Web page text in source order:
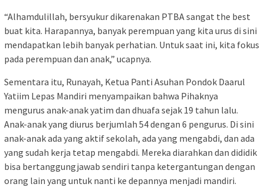
“Alhamdulillah, bersyukur dikarenakan PTBA sangat the best
buat kita. Harapannya, banyak perempuan yang kita urus di sini
mendapatkan lebih banyak perhatian. Untuk saat ini, kita fokus
pada perempuan dan anak,” ucapnya.
Sementara itu, Runayah, Ketua Panti Asuhan Pondok Daarul
Yatiim Lepas Mandiri menyampaikan bahwa Pihaknya
mengurus anak-anak yatim dan dhuafa sejak 19 tahun lalu.
Anak-anak yang diurus berjumlah 54 dengan 6 pengurus. Di sini
anak-anak ada yang aktif sekolah, ada yang mengabdi, dan ada
yang sudah kerja tetap mengabdi. Mereka diarahkan dan dididik
bisa bertanggungjawab sendiri tanpa ketergantungan dengan
orang lain yang untuk nanti ke depannya menjadi mandiri.